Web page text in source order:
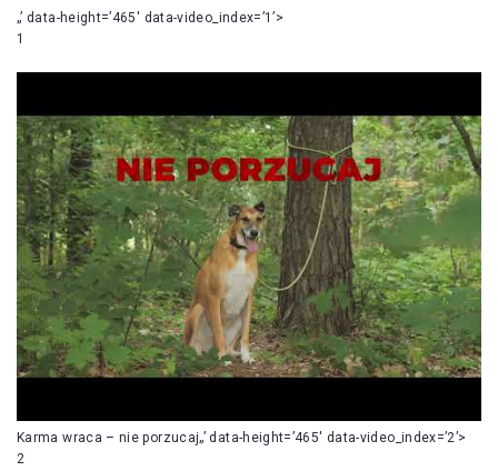
„’ data-height=’465′ data-video_index=’1’>
1
Karma wraca – nie porzucaj„’ data-height=’465′ data-video_index=’2’>
2